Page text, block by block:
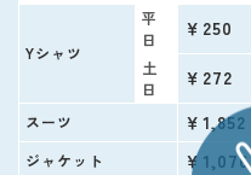
Yシャツ
平
日
￥250
土
日
￥272
スーツ ￥1,852
ジャケット ￥1,076